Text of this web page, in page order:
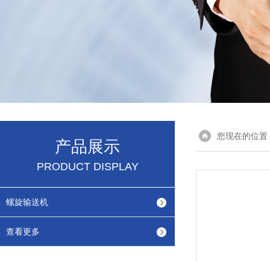
产品展示
PRODUCT DISPLAY
螺旋输送机
查看更多
您现在的位置